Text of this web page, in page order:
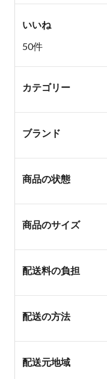
いいね
50件
カテゴリー
ブランド
商品の状態
商品のサイズ
配送料の負担
配送の方法
配送元地域